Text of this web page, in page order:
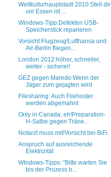
Weltkulturhauptstadt 2010:Stell dir
vor Essen ist ...
Windows-Tipp:Defekten USB-
Speicherstick reparieren
Vorsicht Flugzeug!Lufthansa und
Air-Berlin fliegen...
London 2012:höher, schneller,
weiter - sicherer!
GEZ gegen Maredo:Wenn der
Jäger zum gejagten wird
Filesharing: Auch Filehoster
werden abgemahnt
Only in Canada, eh!Preparation-
H-Salbe gegen Träne...
Notarzt muss mit!Vorsicht bei BiFi.
Anspruch auf ausreichende
Elektrizität
WIndows-Tipps: "Bitte warten Sie
bis der Prozess b...